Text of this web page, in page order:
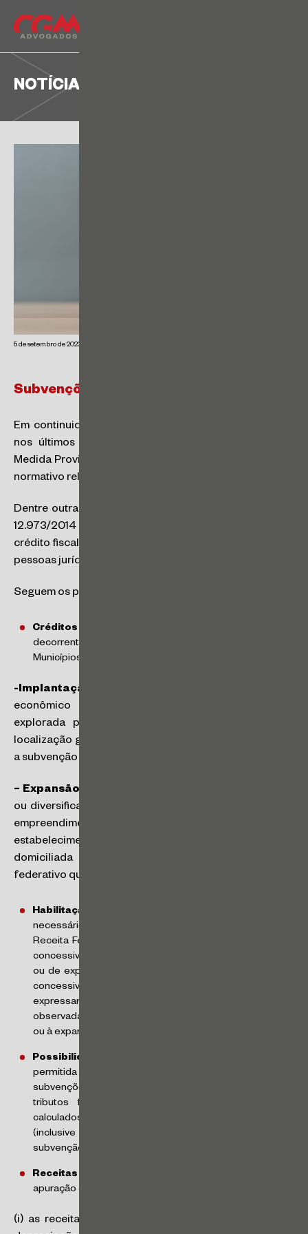
NOTÍCIA
5 de setembro de 2023
Subvenções: Novo Sistema Tributário
Em continuidade às alterações tributárias promovidas
nos últimos dias, em 31 de agosto foi publicada a
Medida Provisória (MP) 1.185/2023, que cria um sistema
normativo relativo às subvenções.
Dentre outras alterações, a MP revoga o art. 30 da Lei
12.973/2014 e estabelece critérios para a concessão de
crédito fiscal relativo à subvenção para investimento às
pessoas jurídicas tributadas com base no lucro real.
Seguem os principais pontos da MP:
Créditos Fiscais
decorrentes de subvenção da União, dos Estados e dos
Municípios para:
-Implantação
econômico para o desenvolvimento de atividade
explorada por pessoa jurídica não domiciliada na
localização geográfica do ente federativo que concede
a subvenção ou;
– Expansão
ou diversificação da produção de bens ou serviços do
empreendimento econômico, incluído o
estabelecimento de outra unidade, pela pessoa jurídica
domiciliada na localização geográfica do ente
federativo que concede a subvenção.
Habilitação prévia
necessário que a pessoa jurídica se habilite perante a
Receita Federal do Brasil. A habilitação depende de ato
concessivo da subvenção anterior à data de implantação
ou de expansão do empreendimento econômico e ato
concessivo da subvenção que estabeleça,
expressamente, as condições e contrapartidas a serem
observadas pela pessoa jurídica, relativas à implantação
ou à expansão do empreendimento econômico.
Possibilidade de apuração de crédito
permitida a apuração de créditos fiscais decorrentes de
subvenções não só de ICMS, mas também de outros
tributos federais e municipais. Os créditos serão
calculados mediante aplicação da alíquota de IRPJ
(inclusive o adicional) sobre o produto das receitas de
subvenção.
Receitas não sujeitas à apuração de créditos
apuração do crédito fiscal não serão consideradas:
(i) as receitas não relacionadas com as despesas de